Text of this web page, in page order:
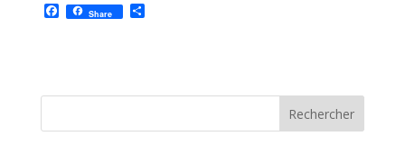
F
a
o
Share P
e